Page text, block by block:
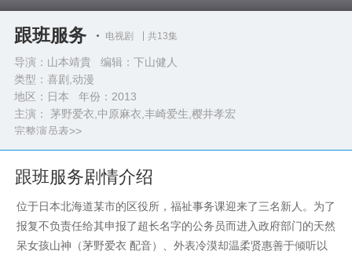
跟班服务 电视剧 共13集
导演：山本靖貴 编辑：下山健人
类型： 喜剧,动漫
地区：日本 年份： 2013
主演： 茅野爱衣,中原麻衣,丰崎爱生,樱井孝宏
完整演员表>>
跟班服务剧情介绍
位于日本北海道某市的区役所，福祉事务课迎来了三名新人。为了
报复不负责任给其申报了超长名字的公务员而进入政府部门的天然
呆女孩山神（茅野爱衣 配音）、外表冷漠却温柔贤惠善于倾听以